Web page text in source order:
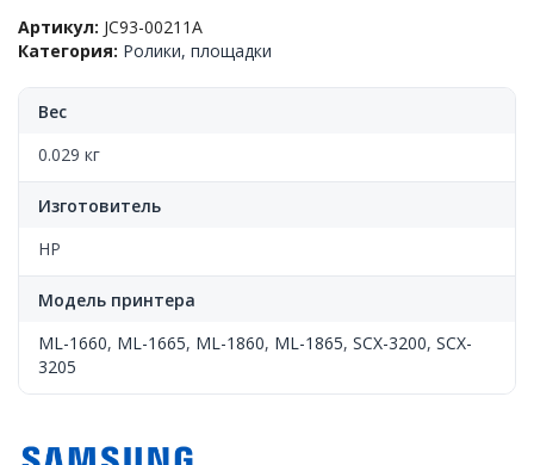
в
сборе,
ML-
3200,
00211A,
Артикул: JC93-00211A
Категория: Ролики, площадки
Вес
0.029 кг
Изготовитель
HP
Модель принтера
ML-1660, ML-1665, ML-1860, ML-1865, SCX-3200, SCX-
3205